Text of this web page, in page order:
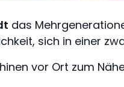
das
sich in einer
vor Ort zum